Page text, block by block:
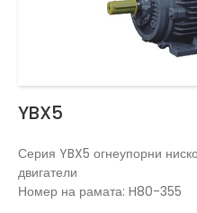
YBX5
Серия YBX5 огнеупорни
двигатели
Номер на рамата: H80-355